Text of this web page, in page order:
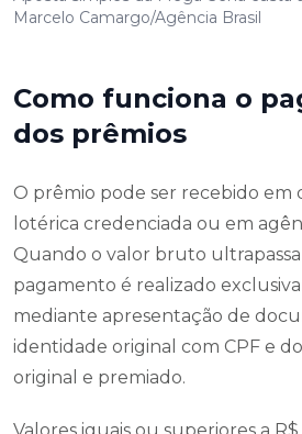
Marcelo Camargo/Agência Brasil
Como funciona o
dos prêmios
O prêmio pode ser recebido em
lotérica credenciada ou em
Quando o valor bruto ultrapassa
pagamento é realizado
mediante apresentação de
identidade original com CPF e
original e premiado.